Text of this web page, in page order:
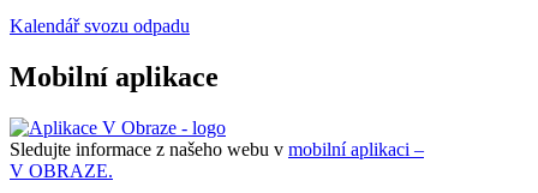
Kalendář svozu odpadu
Mobilní aplikace
Sledujte informace z našeho webu v mobilní aplikaci –
V OBRAZE.